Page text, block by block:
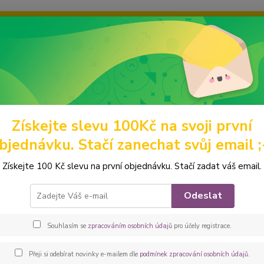
grafiku? Mám jich mnohem víc – napište mi a společně
Hledat
Módní doplňky a drobnosti KLÍČENKY + PŘÍVĚSKY NA KLÍČE
- Klíčenka *kočky na zlaté*
Získejte slevu 100Kč na svoji první
Stačí zanechat svůj email
Získejte 100 Kč slevu na první objednávku. Stačí zadat váš email.
Odeslat
Souhlasím se zpracováním osobních údajůpro účely registrace.
Přeji si odebírat novinky e-mailem dle podmínek zpracování osobních údajů.